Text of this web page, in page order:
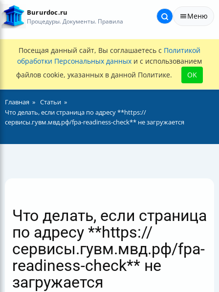
Bururdoc.ru
Процедуры. Документы. Правила
Меню
Посещая данный сайт, Вы соглашаетесь с Политикой
обработки Персональных данных и с использованием
файлов cookie, указанных в данной Политике.
OK
Главная
Статьи
Что делать, если страница по адресу **https://
сервисы.гувм.мвд.рф/fpa-readiness-check** не загружается
Что делать, если страница
по адресу **https://
сервисы.гувм.мвд.рф/fpa-
readiness-check** не
загружается